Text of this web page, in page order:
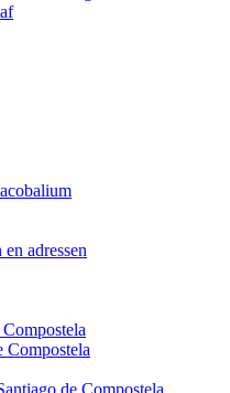
adressen
Compostela
de Compostela